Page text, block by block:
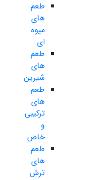
طعم
های
میوه
ای
طعم
های
شیرین
طعم
های
ترکیبی
و
خاص
طعم
های
ترش